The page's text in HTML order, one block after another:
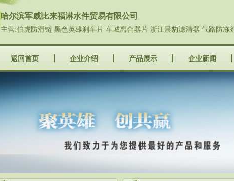
哈尔滨军威比来福淋水件贸易有限公司
主营:伯虎防滑链 黑色英雄刹车片 车城离合器片 浙江晨豹滤清器 气路防冻
返回首页 企业介绍 产品展示 企业新闻
汽车暖风机